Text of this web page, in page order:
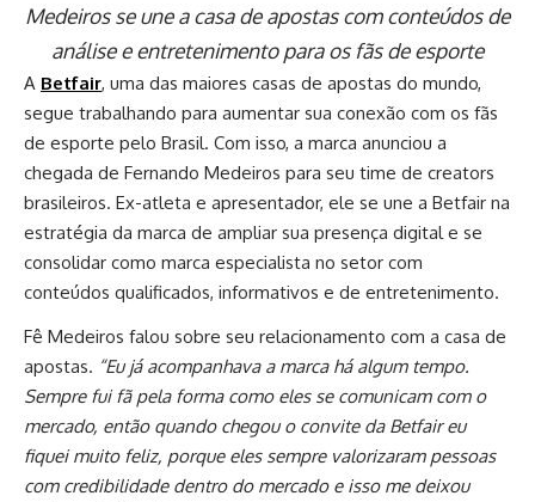
Medeiros se une a casa de apostas com conteúdos de
análise e entretenimento para os fãs de esporte
A Betfair, uma das maiores casas de apostas do mundo,
segue trabalhando para aumentar sua conexão com os fãs
de esporte pelo Brasil. Com isso, a marca anunciou a
chegada de Fernando Medeiros para seu time de creators
brasileiros. Ex-atleta e apresentador, ele se une a Betfair na
estratégia da marca de ampliar sua presença digital e se
consolidar como marca especialista no setor com
conteúdos qualificados, informativos e de entretenimento.
Fê Medeiros falou sobre seu relacionamento com a casa de
apostas. “Eu já acompanhava a marca há algum tempo.
Sempre fui fã pela forma como eles se comunicam com o
mercado, então quando chegou o convite da Betfair eu
fiquei muito feliz, porque eles sempre valorizaram pessoas
com credibilidade dentro do mercado e isso me deixou